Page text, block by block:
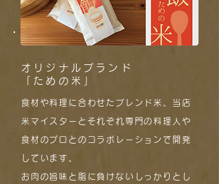
オリジナルブランド
「ための米」
食材や料理に合わせたブレンド米。当店
米マイスターとそれぞれ専門の料理人や
食材のプロとのコラボレーションで開発
しています。
お肉の旨味と脂に負けないしっかりとし